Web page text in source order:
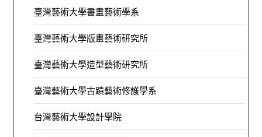
臺灣藝術大學書畫藝術學系
臺灣藝術大學版畫藝術研究所
臺灣藝術大學造型藝術研究所
臺灣藝術大學古蹟藝術修護學系
台灣藝術大學設計學院